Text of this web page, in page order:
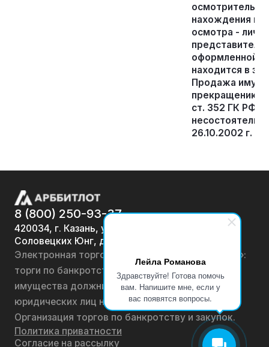
Лейла Романова
Здравствуйте! Готова помочь
вам. Напишите мне, если у
вас появятся вопросы.
нахождения
осмотра -
оформленной
находится в
Продажа
прекращению
ст. 352 ГК РФ и
26.10.2002 г. №
8 (800) 250-93-37
420034, г. Казань, ул.
Соловецких Юнг, д. 7
Электронная торговая площадка «АРББИТЛОТ»:
торги по банкротству, лоты по продаже
имущества должников физических лиц и
юридических лиц на онлайн-аукционах.
Организация торгов по банкротству и закупок.
Политика приватности
Согласие на рассылку